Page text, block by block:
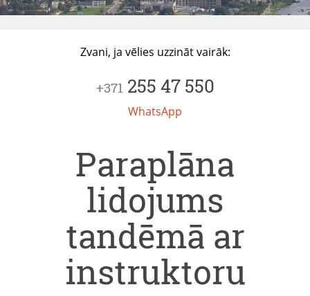
Zvani, ja vēlies uzzināt vairāk:
+371 255 47 550
WhatsApp
Paraplāna
lidojums
tandēmā ar
instruktoru